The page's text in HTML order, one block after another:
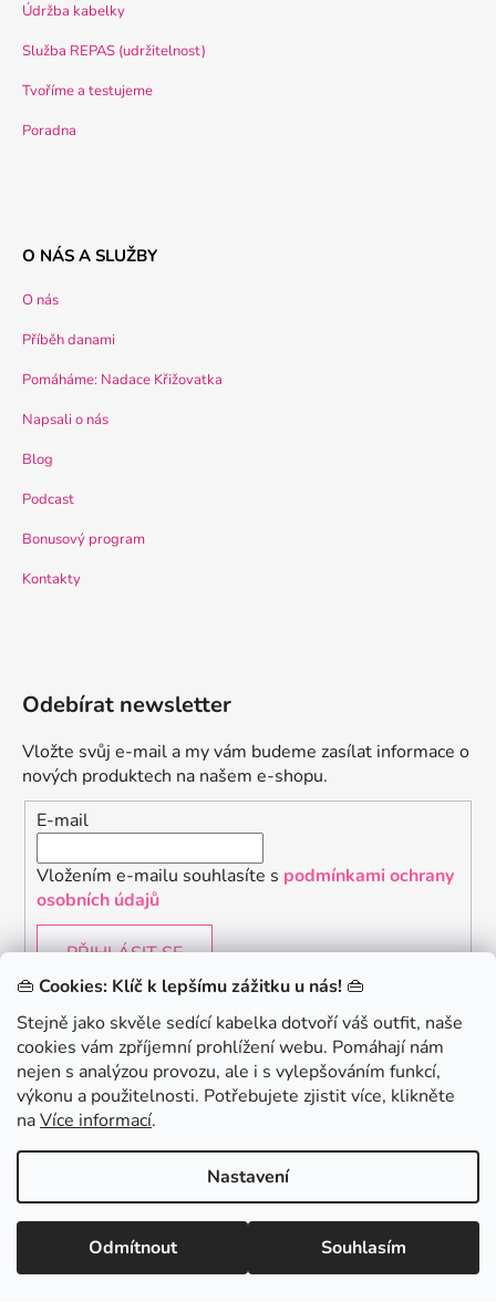
👜 Cookies: Klíč k lepšímu zážitku u nás! 👜
Stejně jako skvěle sedící kabelka dotvoří váš outfit, naše
cookies vám zpříjemní prohlížení webu. Pomáhají nám
nejen s analýzou provozu, ale i s vylepšováním funkcí,
výkonu a použitelnosti. Potřebujete zjistit více, klikněte
naVíce informací.
Nastavení
Odmítnout Souhlasím
Údržba kabelky
Služba REPAS (udržitelnost)
Tvoříme a testujeme
Poradna
O NÁS A SLUŽBY
O nás
Příběh danami
Pomáháme: Nadace Křižovatka
Napsali o nás
Blog
Podcast
Bonusový program
Kontakty
Odebírat newsletter
Vložte svůj e-mail a my vám budeme zasílat informace o
nových produktech na našem e-shopu.
E-mail
Vložením e-mailu souhlasíte s podmínkami ochrany
osobních údajů
PŘIHLÁSIT SE
.
KONTAKTUJTE NÁS - jsme tady pro Vás na telefonu i
Vytvořil Shoptet
Copyright 2026danami . Všechna práva vyhrazena.
Chceš získat slevu 150Kč na svůj první nákup? Přihlaste
se k našemu newsletteru.
Minimální hodnota nákupu pro uplatnění slevy je 700 Kč.
Zásady zpracování osobních údajů